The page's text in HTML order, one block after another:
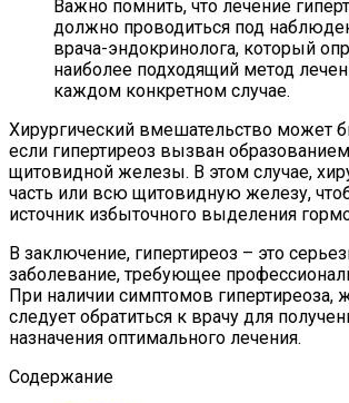
Важно помнить, что лечение
должно проводиться под
врача-эндокринолога, который
наиболее подходящий метод
каждом конкретном случае.
Хирургический вмешательство может
если гипертиреоз вызван
щитовидной железы. В этом случае,
часть или всю щитовидную железу,
источник избыточного выделения
В заключение, гипертиреоз – это
заболевание, требующее
При наличии симптомов гипертиреоза,
следует обратиться к врачу для
назначения оптимального лечения.
Содержание